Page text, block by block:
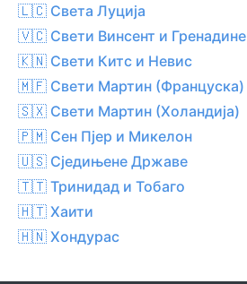
🇱🇨 Света Луција
🇻🇨 Свети Винсент и Гренадине
🇰🇳 Свети Китс и Невис
🇲🇫 Свети Мартин (Француска)
🇸🇽 Свети Мартин (Холандија)
🇵🇲 Сен Пјер и Микелон
🇺🇸 Сједињене Државе
🇹🇹 Тринидад и Тобаго
🇭🇹 Хаити
🇭🇳 Хондурас